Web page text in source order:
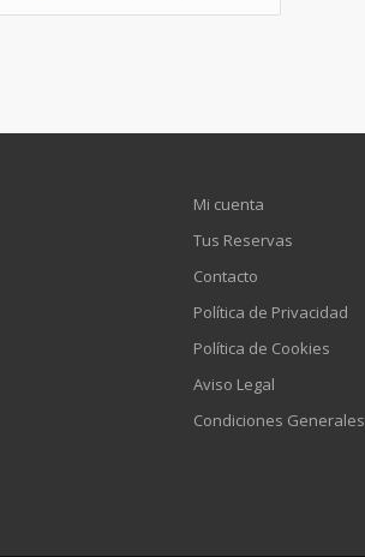
Mi cuenta
Tus Reservas
Contacto
Política de Privacidad
Política de Cookies
Aviso Legal
Condiciones